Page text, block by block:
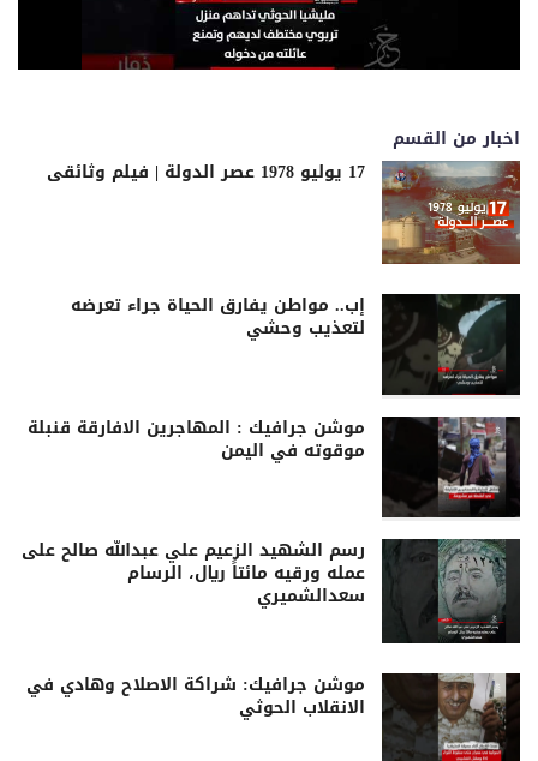
اخبار من القسم
17 يوليو 1978 عصر الدولة | فيلم وثائقى
إب.. مواطن يفارق الحياة جراء تعرضه
لتعذيب وحشي
موشن جرافيك : المهاجرين الافارقة قنبلة
موقوته في اليمن
رسم الشهيد الزعيم علي عبدالله صالح على
عمله ورقيه مائتاً ريال، الرسام
سعدالشميري
موشن جرافيك: شراكة الاصلاح وهادي في
الانقلاب الحوثي